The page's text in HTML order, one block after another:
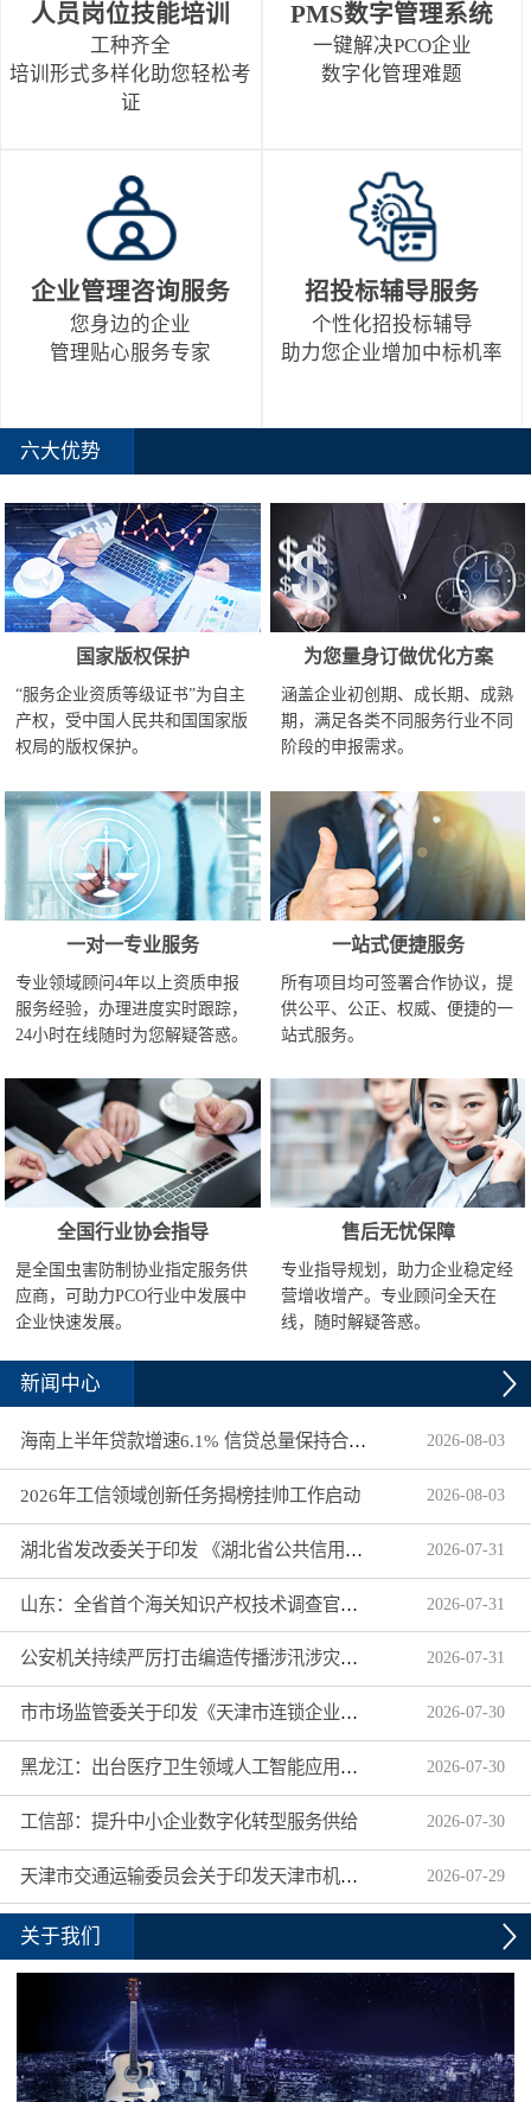
人员岗位技能培训
工种齐全
培训形式多样化助您轻松考
证
PMS数字管理系统
一键解决PCO企业
数字化管理难题
企业管理咨询服务
您身边的企业
管理贴心服务专家
招投标辅导服务
个性化招投标辅导
助力您企业增加中标机率
六大优势
国家版权保护
“服务企业资质等级证书”为自主
产权，受中国人民共和国国家版
权局的版权保护。
为您量身订做优化方案
涵盖企业初创期、成长期、成熟
期，满足各类不同服务行业不同
阶段的申报需求。
一对一专业服务
专业领域顾问4年以上资质申报
服务经验，办理进度实时跟踪，
24小时在线随时为您解疑答惑。
一站式便捷服务
所有项目均可签署合作协议，提
供公平、公正、权威、便捷的一
站式服务。
全国行业协会指导
是全国虫害防制协业指定服务供
应商，可助力PCO行业中发展中
企业快速发展。
售后无忧保障
专业指导规划，助力企业稳定经
营增收增产。专业顾问全天在
线，随时解疑答惑。
新闻中心
海南上半年贷款增速6.1% 信贷总量保持合理平稳增长 2026-08-03
2026年工信领域创新任务揭榜挂帅工作启动 2026-08-03
湖北省发改委关于印发 《湖北省公共信用信息目录（2026年版）》的通知 2026-07-31
山东：全省首个海关知识产权技术调查官制度落地济南自贸片区 2026-07-31
公安机关持续严厉打击编造传播涉汛涉灾网络谣言 2026-07-31
市市场监管委关于印发《天津市连锁企业食品经营许可“先证后核”信用承诺审批实施办法》的通知 2026-07-30
黑龙江：出台医疗卫生领域人工智能应用工作实施方案 2026-07-30
工信部：提升中小企业数字化转型服务供给 2026-07-30
天津市交通运输委员会关于印发天津市机动车驾驶员培训机构及教练员综合信用评价管理办法的通知 2026-07-29
关于我们